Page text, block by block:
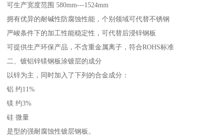
可生产宽度范围 580mm---1524mm
拥有优异的耐碱性防腐蚀性能，个别领域可代替不锈钢
严峻条件下的加工性能稳定性，可代替后浸锌钢板
可提供生产环保产品，不含重金属离子，符合ROHS标准
二、镀铝锌镁钢板涂镀层的成分
以锌为主，同时加入了下列的合金成分：
铝 约11%
镁 约3%
硅 微量
是型的强耐腐蚀性镀层钢板。